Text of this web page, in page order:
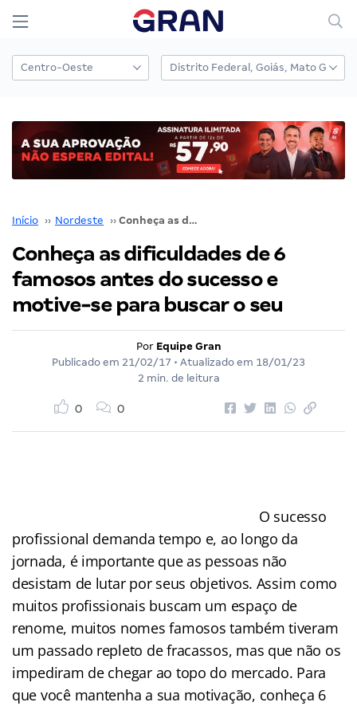
Início ›› Nordeste ›› Conheça as dificuldades de 6 famosos antes do sucesso e motive-se para buscar o seu
Conheça as dificuldades de 6
famosos antes do sucesso e
motive-se para buscar o seu
Por Equipe Gran
Publicado em 21/02/17 • Atualizado em 18/01/23
2 min. de leitura
0 0
O sucesso
profissional demanda tempo e, ao longo da
jornada, é importante que as pessoas não
desistam de lutar por seus objetivos. Assim como
muitos profissionais buscam um espaço de
renome, muitos nomes famosos também tiveram
um passado repleto de fracassos, mas que não os
impediram de chegar ao topo do mercado. Para
que você mantenha a sua motivação, conheça 6